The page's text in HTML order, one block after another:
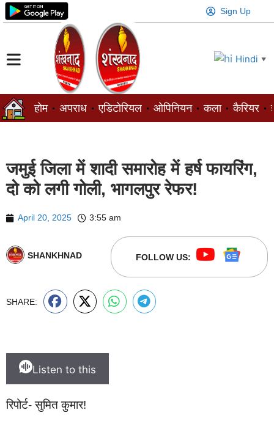
Sign Up
Hindi ▼
होम अपराध एडिटोरियल ओपिनियन कला कैरियर
जमुई जिला में शादी समारोह में हर्ष फायरिंग,
दो को लगी गोली, भागलपुर रेफर!
April 20, 2025 3:55 am
SHANKHNAD FOLLOW US:
SHARE:
Listen to this
रिपोर्ट- सुमित कुमार!